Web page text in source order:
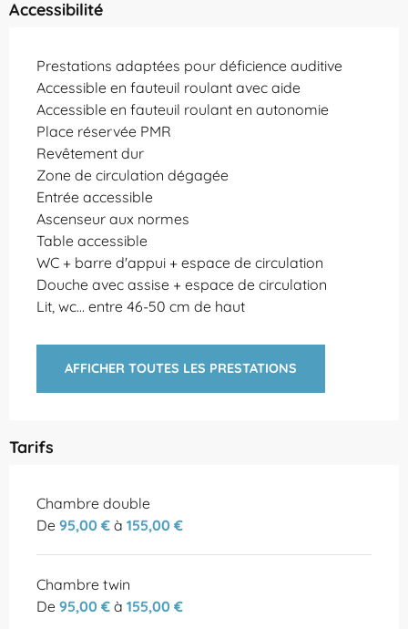
Accessibilité
Prestations adaptées pour déficience auditive
Accessible en fauteuil roulant avec aide
Accessible en fauteuil roulant en autonomie
Place réservée PMR
Revêtement dur
Zone de circulation dégagée
Entrée accessible
Ascenseur aux normes
Table accessible
WC + barre d'appui + espace de circulation
Douche avec assise + espace de circulation
Lit, wc... entre 46-50 cm de haut
AFFICHER TOUTES LES PRESTATIONS
Tarifs
Tarifs 2026
Chambre double
De 95,00 € à 155,00 €
Chambre twin
De 95,00 € à 155,00 €